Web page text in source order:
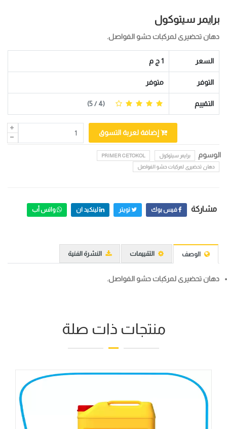
برايمر سيتوكول
دهان تحضيرى لمركبات حشو الفواصل.
السعر 1 ج م
التوفر متوفر
التقييم (
4
/ 5)
إضافة لعربة التسوق
الوسوم برايمر سيتوكول
PRIMER CETOKOL
دهان تحضيرى لمركبات حشو الفواصل
مشاركة فيس بوك تويتر لينكيد ان واتس أب
الوصف التقييمات النشرة الفنية
دهان تحضيرى لمركبات حشو الفواصل.
منتجات ذات صلة